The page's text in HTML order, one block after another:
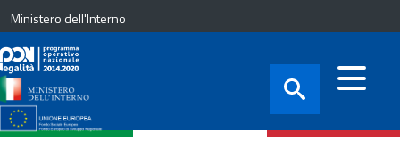
Ministero dell'Interno